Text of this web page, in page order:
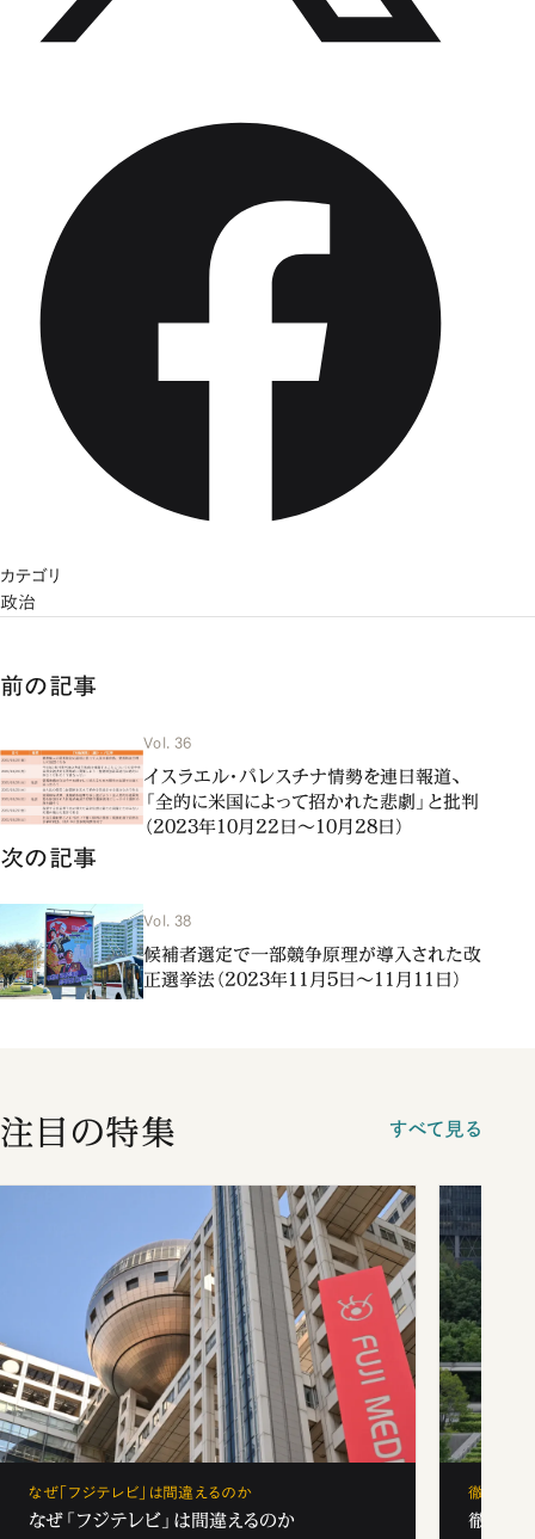
カテゴリ
政治
前の記事
Vol. 36
イスラエル・パレスチナ情勢を連日報道、
「全的に米国によって招かれた悲劇」と批判
（2023年10月22日～10月28日）
次の記事
Vol. 38
候補者選定で一部競争原理が導入された改
正選挙法（2023年11月5日～11月11日）
注目の特集 すべて見る
なぜ「フジテレビ」は間違えるのか
なぜ「フジテレビ」は間違えるのか
徹底解剖
徹底解